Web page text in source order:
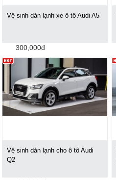
Vệ sinh dàn lạnh xe ô tô Audi A5
300,000đ
Vệ sinh dàn lạnh cho ô tô Audi
Q2